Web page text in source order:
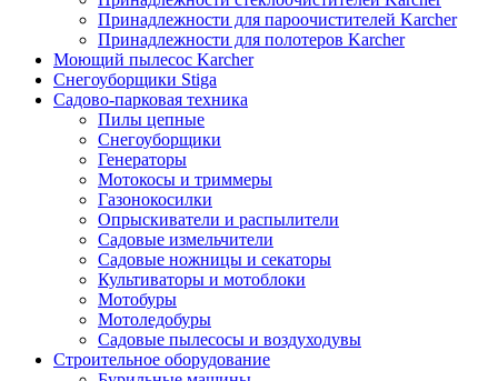
Принадлежности для пароочистителей Karcher
Принадлежности для полотеров Karcher
Моющий пылесос Karcher
Снегоуборщики Stiga
Садово-парковая техника
Пилы цепные
Снегоуборщики
Генераторы
Мотокосы и триммеры
Газонокосилки
Опрыскиватели и распылители
Садовые измельчители
Садовые ножницы и секаторы
Культиваторы и мотоблоки
Мотобуры
Мотоледобуры
Садовые пылесосы и воздуходувы
Строительное оборудование